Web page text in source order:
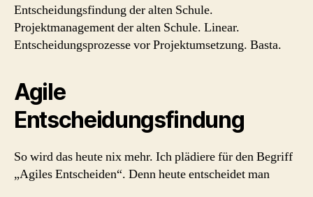
Entscheidungsfindung der alten Schule.
Projektmanagement der alten Schule. Linear.
Entscheidungsprozesse vor Projektumsetzung. Basta.
Agile
Entscheidungsfindung
So wird das heute nix mehr. Ich plädiere für den Begriff
„Agiles Entscheiden“. Denn heute entscheidet man